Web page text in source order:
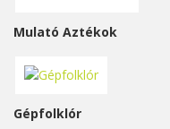
Mulató Aztékok
Gépfolklór